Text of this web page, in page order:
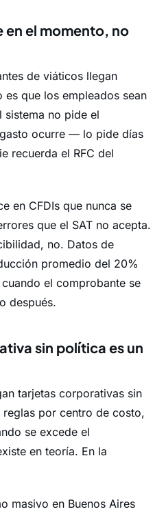
el momento, no
de viáticos llegan
que los empleados sean
sistema no pide el
ocurre — lo pide días
recuerda el RFC del
en CFDIs que nunca se
que el SAT no acepta.
no. Datos de
promedio del 20%
el comprobante se
después.
sin política es un
tarjetas corporativas sin
por centro de costo,
se excede el
en teoría. En la
masivo en Buenos Aires